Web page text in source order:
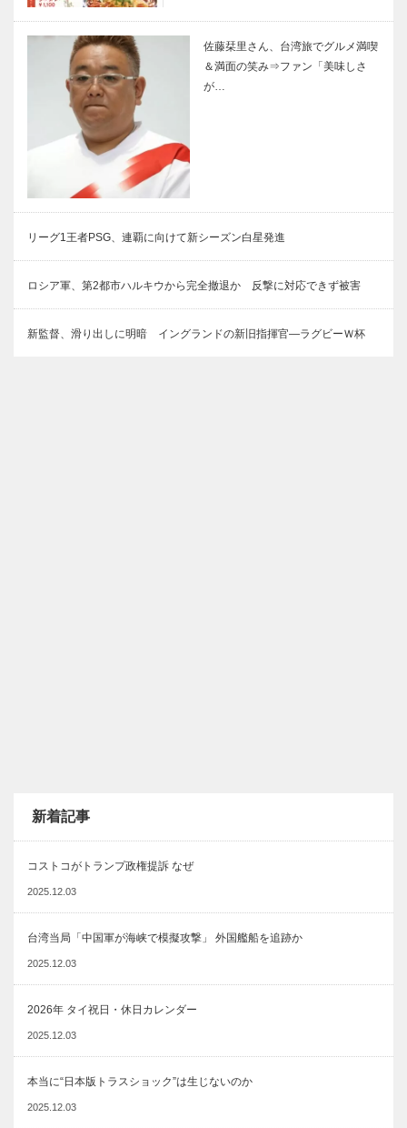
佐藤栞里さん、台湾旅でグルメ満喫
＆満面の笑み⇒ファン「美味しさ
が…
リーグ1王者PSG、連覇に向けて新シーズン白星発進
ロシア軍、第2都市ハルキウから完全撤退か 反撃に対応できず被害
新監督、滑り出しに明暗 イングランドの新旧指揮官―ラグビーＷ杯
新着記事
コストコがトランプ政権提訴 なぜ
2025.12.03
台湾当局「中国軍が海峡で模擬攻撃」 外国艦船を追跡か
2025.12.03
2026年 タイ祝日・休日カレンダー
2025.12.03
本当に“日本版トラスショック”は生じないのか
2025.12.03